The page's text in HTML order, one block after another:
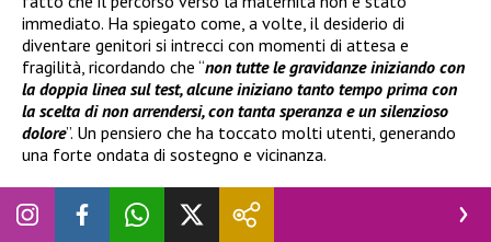
immediato. Ha spiegato come, a volte, il desiderio di
diventare genitori si intrecci con momenti di attesa e
fragilità, ricordando che “non tutte le gravidanze iniziando con
la doppia linea sul test, alcune iniziano tanto tempo prima con
la scelta di non arrendersi, con tanta speranza e un silenzioso
dolore”. Un pensiero che ha toccato molti utenti, generando
una forte ondata di sostegno e vicinanza.
Nel suo racconto è emerso anche il
procreazione medicalmente assistita